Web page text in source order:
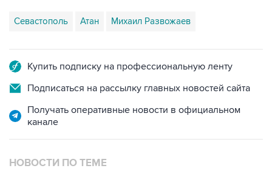
Севастополь Атан Михаил Развожаев
Купить подписку на профессиональную ленту
Подписаться на рассылку главных новостей сайта
Получать оперативные новости в официальном
канале
НОВОСТИ ПО ТЕМЕ